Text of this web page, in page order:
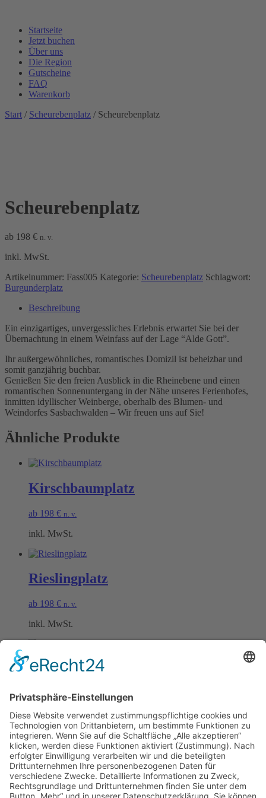
Startseite
Jetzt buchen
Über uns
Die Region
Gutscheine
FAQ
Warenkorb
Start / Scheurebenplatz / Scheurebenplatz
Scheurebenplatz
ab 198 € n. v.
inkl. MwSt.
Artikelnummer: Fass005 Kategorie: Scheurebenplatz Schlagwort:
Burgunderplatz
Beschreibung
Ein einzigartiges, unvergessliches Erlebnis erwartet Sie bei der
Übernachtung in einem Weinfass auf der Lage “Alde Gott”.
Ihr außergewöhnliches, romantisches Domizil ist beheizbar und
somit ganzjährig buchbar.
Genießen Sie den freien Ausblick in die Rheinebene und einen
romantischen Sonnenuntergang in der Nähe unseres Ferienhofes,
inmitten idyllischer Weinberge, oberhalb des Blumen- und
Weindorfes Sasbachwalden – Wir freuen uns auf Sie!
Ähnliche Produkte
Kirschbaumplatz
ab 198 € n. v.
inkl. MwSt.
Rieslingplatz
ab 198 € n. v.
inkl. MwSt.
Lindenplatz
ab198€ n. v.
inkl. MwSt.
Öffnungszeiten Büro und Hofladen:
Hofladen:
Montag bis Sonntag von 09:00 – 11:30 Uhr und 14:00 – 18:00 Uhr
Telefonisch erreichen Sie uns: